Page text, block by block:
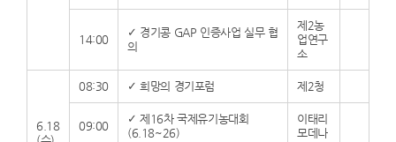
14:00
✓ 경기콩 GAP 인증사업 실무 협
의
제2농
업연구
소
6.18
08:30 ✓ 희망의 경기포럼 제2청
09:00
✓ 제16차 국제유기농대회
(6.18~26)
이태리
모데나